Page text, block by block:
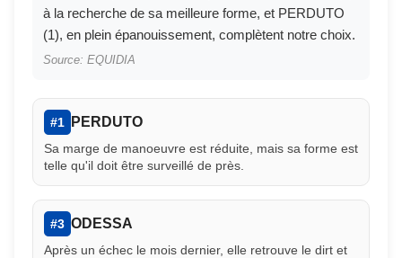
à la recherche de sa meilleure forme, et PERDUTO
(1), en plein épanouissement, complètent notre choix.
Source: EQUIDIA
#1 PERDUTO
Sa marge de manoeuvre est réduite, mais sa forme est
telle qu'il doit être surveillé de près.
#3 ODESSA
Après un échec le mois dernier, elle retrouve le dirt et